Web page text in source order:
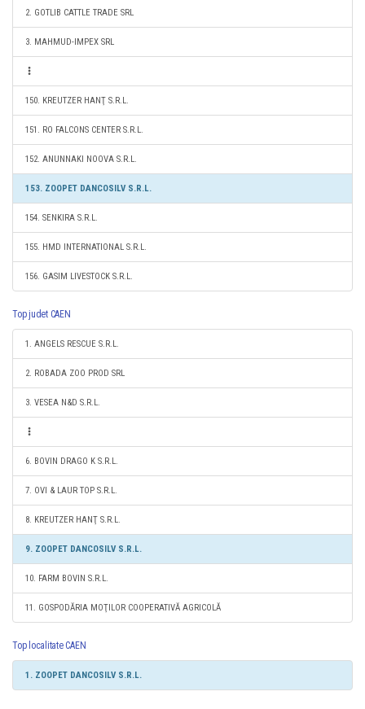
2. GOTLIB CATTLE TRADE SRL
3. MAHMUD-IMPEX SRL
150. KREUTZER HANŢ S.R.L.
151. RO FALCONS CENTER S.R.L.
152. ANUNNAKI NOOVA S.R.L.
153. ZOOPET DANCOSILV S.R.L.
154. SENKIRA S.R.L.
155. HMD INTERNATIONAL S.R.L.
156. GASIM LIVESTOCK S.R.L.
Top judet CAEN
1. ANGELS RESCUE S.R.L.
2. ROBADA ZOO PROD SRL
3. VESEA N&D S.R.L.
6. BOVIN DRAGO K S.R.L.
7. OVI & LAUR TOP S.R.L.
8. KREUTZER HANŢ S.R.L.
9. ZOOPET DANCOSILV S.R.L.
10. FARM BOVIN S.R.L.
11. GOSPODĂRIA MOŢILOR COOPERATIVĂ AGRICOLĂ
Top localitate CAEN
1. ZOOPET DANCOSILV S.R.L.